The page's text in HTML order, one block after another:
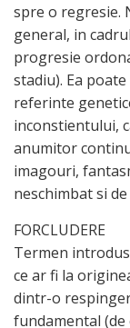
spre o regresie.
general, in
progresie
stadiu). Ea
referinte
inconstientului,
anumitor
imagouri,
neschimbat si
FORCLUDERE
Termen introdus
ce ar fi la
dintr-o
fundamental (de